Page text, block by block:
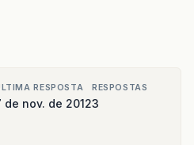
RESPOSTA
de nov. de 2012
RESPOSTAS
3